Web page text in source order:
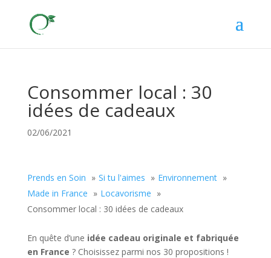
Consommer local : 30
idées de cadeaux
02/06/2021
Prends en Soin Si tu l'aimes
Environnement
Made in France
Locavorisme
Consommer local : 30 idées de cadeaux
En quête d’une idée cadeau originale et fabriquée
en France ? Choisissez parmi nos 30 propositions !